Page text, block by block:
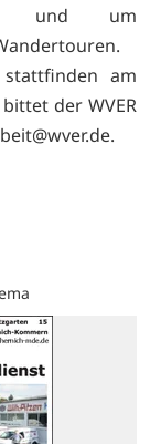
und um
am
der WVER